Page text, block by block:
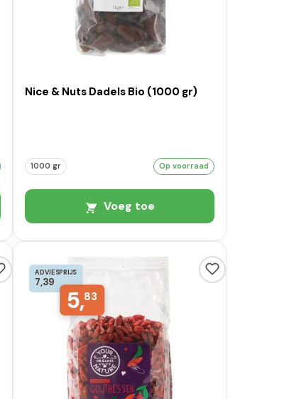
Nice & Nuts Dadels Bio (1000 gr)
1000 gr Op voorraad
Voeg toe
ADVIESPRIJS
7,39
5,83